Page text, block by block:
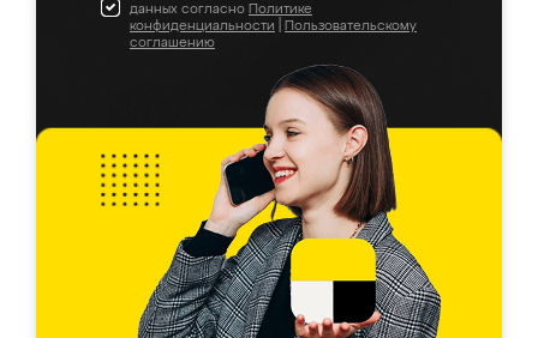
данных согласно Политике
конфиденциальности
Пользовательскому
соглашению